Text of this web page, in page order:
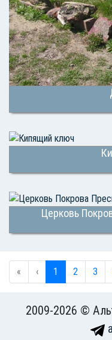
Церковь
« ‹ 1 2 3
2009-2026 ©